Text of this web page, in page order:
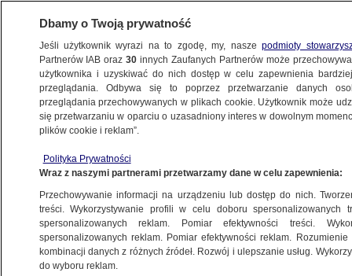
BREXIT
porozumienie. "Będziemy przyjaciółmi
i sojusznikami"
24.12.2020, 16:05Aktualizacja:24.12.2020, 18:05
Udostępnij
Dbamy o Twoją prywatność
Jeśli użytkownik wyrazi na to zgodę, my, naszepodmioty
Partnerów IAB oraz30 innych Zaufanych Partnerów może
użytkownika i uzyskiwać do nich dostęp w celu zapewnienia
przeglądania. Odbywa się to poprzez przetwarzanie danych
przeglądania przechowywanych w plikach cookie. Użytkownik może
się przetwarzaniu w oparciu o uzasadniony interes w dowolnym
plików cookie i reklam”.
Polityka Prywatności
Wraz z naszymi partnerami przetwarzamy dane w celu zapewnienia:
Przechowywanie informacji na urządzeniu lub dostęp do nich.
treści. Wykorzystywanie profili w celu doboru spersonalizowanych
spersonalizowanych reklam. Pomiar efektywności treści.
spersonalizowanych reklam. Pomiar efektywności reklam.
kombinacji danych z różnych źródeł. Rozwój i ulepszanie usług.
do wyboru reklam.